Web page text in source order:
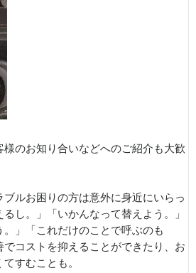
様のお知り合いなどへのご紹介も大歓
ルお困りの方は意外に身近にいらっ
し。」「いかんなって替えよう。」
。」「これだけのことで呼ぶのも
コストを抑えることができたり、お
すむことも。